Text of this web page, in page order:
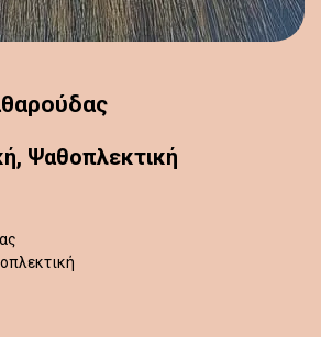
Ψαθοπλεκτική